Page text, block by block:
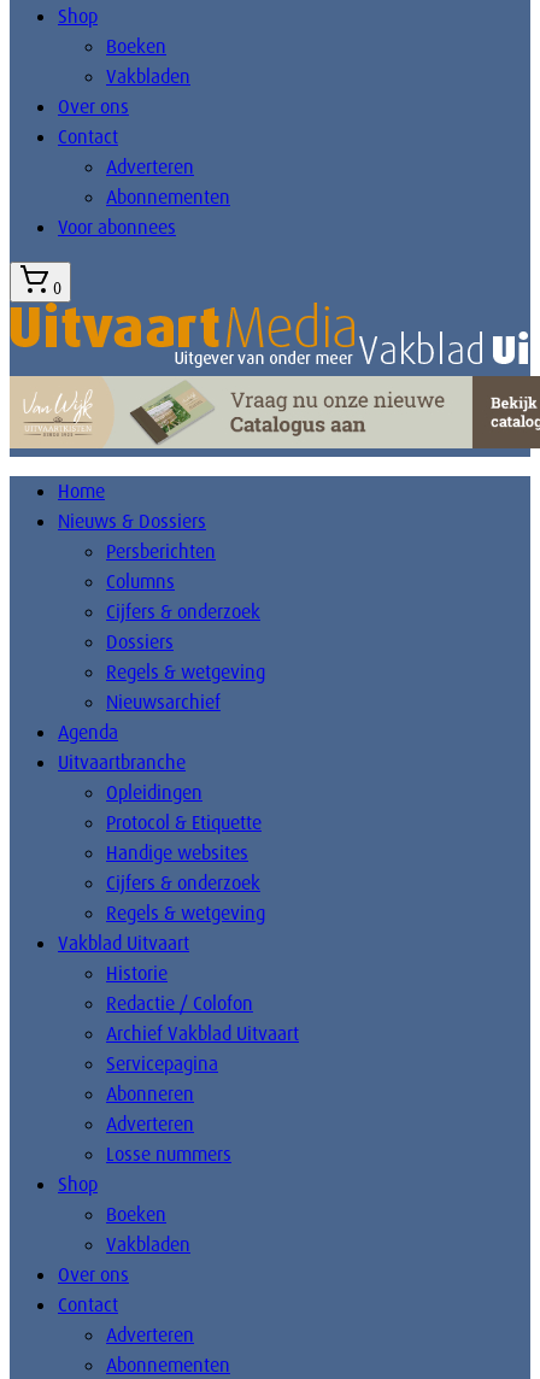
Shop
Boeken
Vakbladen
Over ons
Contact
Adverteren
Abonnementen
Voor abonnees
0
Home
Nieuws & Dossiers
Persberichten
Columns
Cijfers & onderzoek
Dossiers
Regels & wetgeving
Nieuwsarchief
Agenda
Uitvaartbranche
Opleidingen
Protocol & Etiquette
Handige websites
Cijfers & onderzoek
Regels & wetgeving
Vakblad Uitvaart
Historie
Redactie / Colofon
Archief Vakblad Uitvaart
Servicepagina
Abonneren
Adverteren
Losse nummers
Shop
Boeken
Vakbladen
Over ons
Contact
Adverteren
Abonnementen